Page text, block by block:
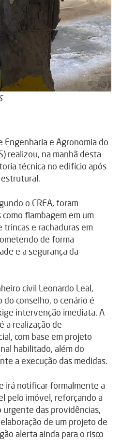
Engenharia e Agronomia do
realizou, na manhã desta
técnica no edifício após
o CREA, foram
flambagem em um
e rachaduras em
de forma
e a segurança da
civil Leonardo Leal,
conselho, o cenário é
intervenção imediata. A
a realização de
com base em projeto
habilitado, além do
a execução das medidas.
irá notificar formalmente a
pelo imóvel, reforçando a
urgente das providências,
de um projeto de
alerta ainda para o risco